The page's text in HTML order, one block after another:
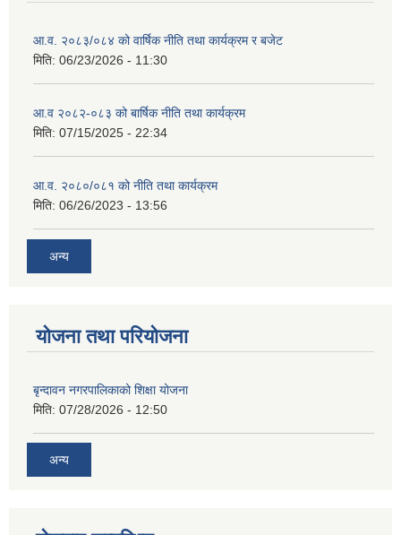
आ.व. २०८३/०८४ को वार्षिक नीति तथा कार्यक्रम र बजेट
मिति: 06/23/2026 - 11:30
आ.व २०८२-०८३ को बार्षिक नीति तथा कार्यक्रम
मिति: 07/15/2025 - 22:34
आ.व. २०८०/०८१ को नीति तथा कार्यक्रम
मिति: 06/26/2023 - 13:56
अन्य
योजना तथा परियोजना
बृन्दावन नगरपालिकाको शिक्षा योजना
मिति: 07/28/2026 - 12:50
अन्य